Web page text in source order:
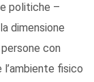
politiche –
dimensione
con
fisico